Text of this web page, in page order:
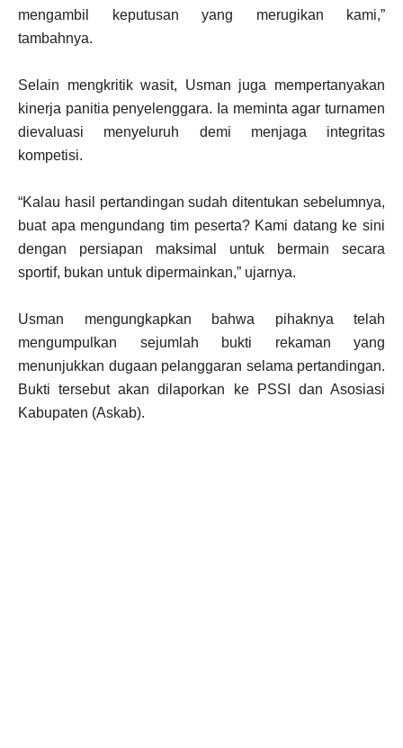
mengambil keputusan yang merugikan kami,”
tambahnya.
Selain mengkritik wasit, Usman juga mempertanyakan
kinerja panitia penyelenggara. Ia meminta agar turnamen
dievaluasi menyeluruh demi menjaga integritas
kompetisi.
“Kalau hasil pertandingan sudah ditentukan sebelumnya,
buat apa mengundang tim peserta? Kami datang ke sini
dengan persiapan maksimal untuk bermain secara
sportif, bukan untuk dipermainkan,” ujarnya.
Usman mengungkapkan bahwa pihaknya telah
mengumpulkan sejumlah bukti rekaman yang
menunjukkan dugaan pelanggaran selama pertandingan.
Bukti tersebut akan dilaporkan ke PSSI dan Asosiasi
Kabupaten (Askab).